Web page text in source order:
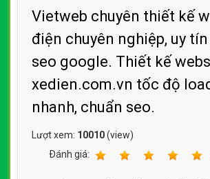
Vietweb chuyên thiết kế
điện chuyên nghiệp, uy tín
seo google. Thiết kế
xedien.com.vn tốc độ
nhanh, chuẩn seo.
Lượt xem: 10010(view)
Ðánh giá: